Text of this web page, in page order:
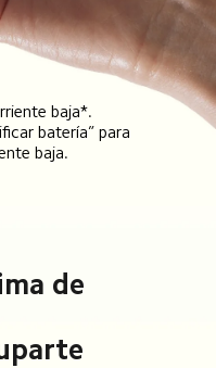
baja*.
batería” para
baja.
de